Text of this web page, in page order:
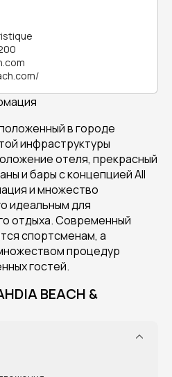
в городе
инфраструктуры
отеля, прекрасный
и бары с концепцией All
и множество
идеальным для
отдыха. Современный
спортсменам, а
процедур
гостей.
BEACH &